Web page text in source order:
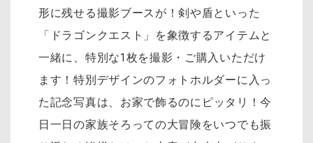
形に残せる撮影ブースが！剣や盾といった
「ドラゴンクエスト」を象徴するアイテムと
一緒に、特別な1枚を撮影・ご購入いただけ
ます！特別デザインのフォトホルダーに入っ
た記念写真は、お家で飾るのにピッタリ！今
日一日の家族そろっての大冒険をいつでも振